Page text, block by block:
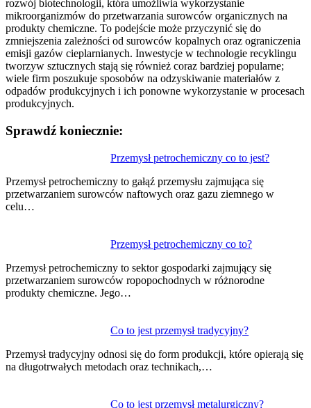
rozwój biotechnologii, która umożliwia wykorzystanie
mikroorganizmów do przetwarzania surowców organicznych na
produkty chemiczne. To podejście może przyczynić się do
zmniejszenia zależności od surowców kopalnych oraz ograniczenia
emisji gazów cieplarnianych. Inwestycje w technologie recyklingu
tworzyw sztucznych stają się również coraz bardziej popularne;
wiele firm poszukuje sposobów na odzyskiwanie materiałów z
odpadów produkcyjnych i ich ponowne wykorzystanie w procesach
produkcyjnych.
Sprawdź koniecznie:
Przemysł petrochemiczny co to jest?
Przemysł petrochemiczny to gałąź przemysłu zajmująca się
przetwarzaniem surowców naftowych oraz gazu ziemnego w
celu…
Przemysł petrochemiczny co to?
Przemysł petrochemiczny to sektor gospodarki zajmujący się
przetwarzaniem surowców ropopochodnych w różnorodne
produkty chemiczne. Jego…
Co to jest przemysł tradycyjny?
Przemysł tradycyjny odnosi się do form produkcji, które opierają się
na długotrwałych metodach oraz technikach,…
Co to jest przemysł metalurgiczny?
wpisu